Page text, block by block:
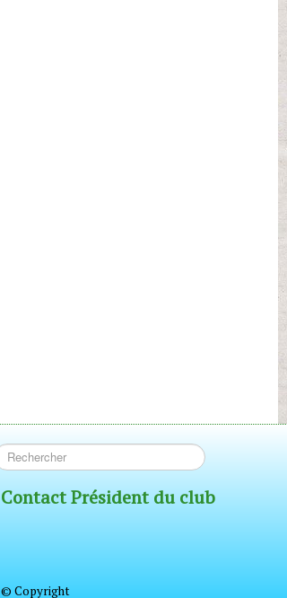
Contact Président du club
© Copyright